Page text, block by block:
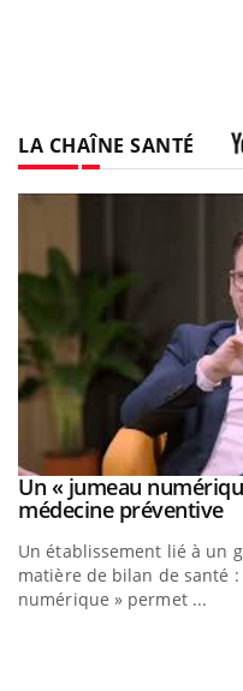
LA CHAÎNE SANTÉ
Youtube
Un « jumeau
médecine préventive
Un établissement lié à un
matière de bilan de santé
numérique » permet ...